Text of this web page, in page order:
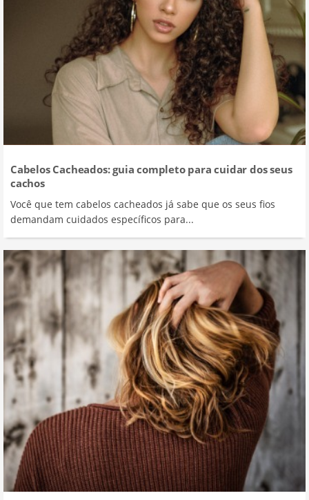
Cabelos Cacheados: guia completo para cuidar dos seus
cachos
Você que tem cabelos cacheados já sabe que os seus fios
demandam cuidados específicos para...